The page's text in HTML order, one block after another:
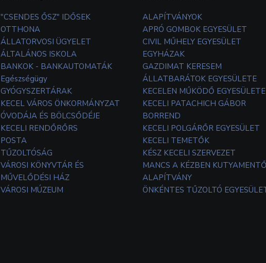
"CSENDES ŐSZ" IDŐSEK
OTTHONA
ÁLLATORVOSI ÜGYELET
ÁLTALÁNOS ISKOLA
BANKOK - BANKAUTOMATÁK
Egészségügy
GYÓGYSZERTÁRAK
KECEL VÁROS ÖNKORMÁNYZAT
ÓVODÁJA ÉS BÖLCSŐDÉJE
KECELI RENDŐRŐRS
POSTA
TŰZOLTÓSÁG
VÁROSI KÖNYVTÁR ÉS
MŰVELŐDÉSI HÁZ
VÁROSI MÚZEUM
ALAPÍTVÁNYOK
APRÓ GOMBOK EGYESÜLET
CIVIL MŰHELY EGYESÜLET
EGYHÁZAK
GAZDIMAT KERESEM
ÁLLATBARÁTOK EGYESÜLETE
KECELEN MŰKÖDŐ
KECELI PATACHICH GÁBOR
BORREND
KECELI POLGÁRŐR EGYESÜLET
KECELI TEMETŐK
KÉSZ KECELI SZERVEZET
MANCS A KÉZBEN KUTYAMENTŐ
ALAPÍTVÁNY
ÖNKÉNTES TŰZOLTÓ